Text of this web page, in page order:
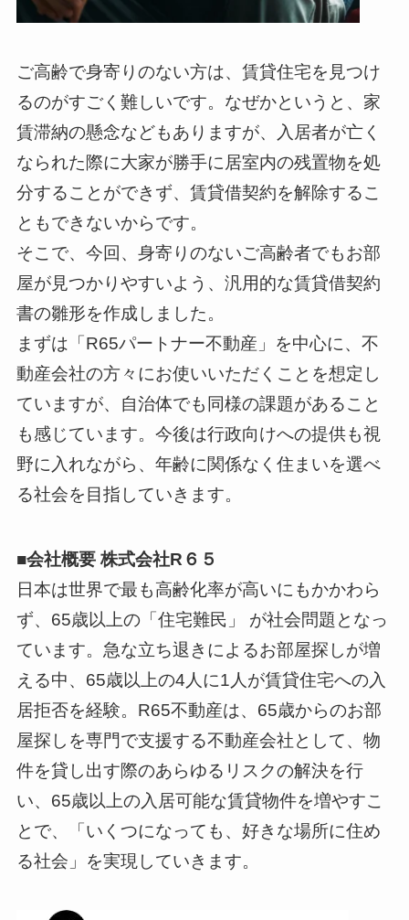
ご高齢で身寄りのない方は、賃貸住宅を見つけ
るのがすごく難しいです。なぜかというと、家
賃滞納の懸念などもありますが、入居者が亡く
なられた際に大家が勝手に居室内の残置物を処
分することができず、賃貸借契約を解除するこ
ともできないからです。
そこで、今回、身寄りのないご高齢者でもお部
屋が見つかりやすいよう、汎用的な賃貸借契約
書の雛形を作成しました。
まずは「R65パートナー不動産」を中心に、不
動産会社の方々にお使いいただくことを想定し
ていますが、自治体でも同様の課題があること
も感じています。今後は行政向けへの提供も視
野に入れながら、年齢に関係なく住まいを選べ
る社会を目指していきます。
■会社概要 株式会社R６５
日本は世界で最も高齢化率が高いにもかかわら
ず、65歳以上の「住宅難民」 が社会問題となっ
ています。急な立ち退きによるお部屋探しが増
える中、65歳以上の4人に1人が賃貸住宅への入
居拒否を経験。R65不動産は、65歳からのお部
屋探しを専門で支援する不動産会社として、物
件を貸し出す際のあらゆるリスクの解決を行
い、65歳以上の入居可能な賃貸物件を増やすこ
とで、「いくつになっても、好きな場所に住め
る社会」を実現していきます。